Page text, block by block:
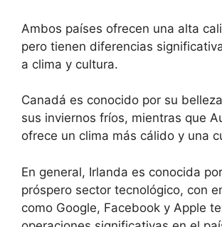
Ambos países ofrecen una alta
pero tienen diferencias
a clima y cultura.
Canadá es conocido por su
sus inviernos fríos, mientras que
ofrece un clima más cálido y una
En general, Irlanda es conocida
próspero sector tecnológico, con
como Google, Facebook y Apple